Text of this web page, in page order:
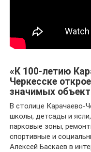
«К 100-летию
Черкесске
значимых
В столице Карачаево-
школы, детсады и
парковые зоны,
спортивные и
Алексей Баскаев в